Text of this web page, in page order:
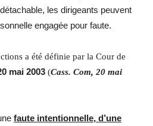
les dirigeants peuvent
engagée pour faute.
a été définie par la Cour de
mai 2003 (Cass. Com, 20 mai
faute intentionnelle, d’une